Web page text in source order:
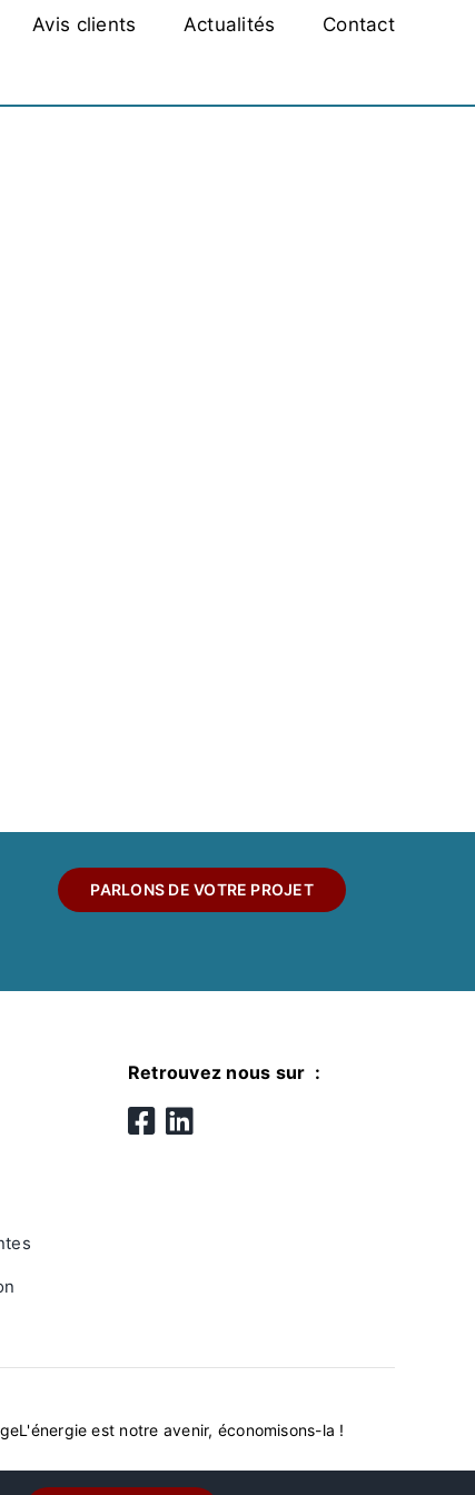
Avis clients Actualités Contact
PARLONS DE VOTRE PROJET
Retrouvez nous sur :
L'énergie est notre avenir, économisons-la !